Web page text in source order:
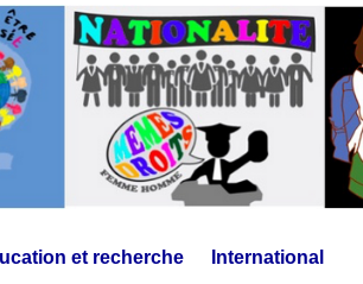
et recherche International